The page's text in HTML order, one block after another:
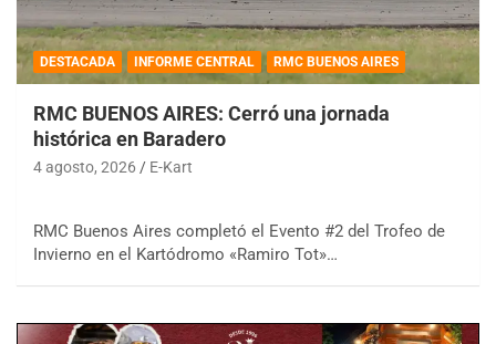
DESTACADA INFORME CENTRAL RMC BUENOS AIRES
RMC BUENOS AIRES: Cerró una jornada
histórica en Baradero
4 agosto, 2026 E-Kart
RMC Buenos Aires completó el Evento #2 del Trofeo de
Invierno en el Kartódromo «Ramiro Tot»…